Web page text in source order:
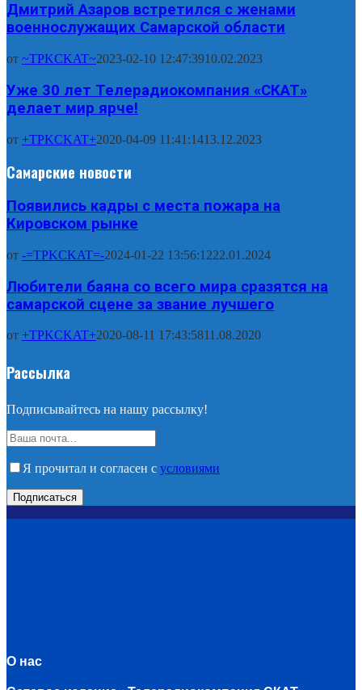
Дмитрий Азаров встретился с женами
военнослужащих Самарской области
от ~TPKCKAT~2023-02-10 12:47:3910.02.2023
Уже 30 лет Телерадиокомпания «СКАТ»
делает мир ярче!
от +TPKCKAT+2020-04-09 11:41:1413.12.2023
Самарские новости
Появились кадры с места пожара на
Кировском рынке
от -=TPKCKAT=-2024-01-22 13:56:1222.01.2024
Любители баяна со всего мира сразятся на
самарской сцене за звание лучшего
от +TPKCKAT+2020-08-11 17:43:5811.08.2020
Рассылка
Подписывайтесь на нашу рассылку!
Я прочитал и согласен с условиями
О нас